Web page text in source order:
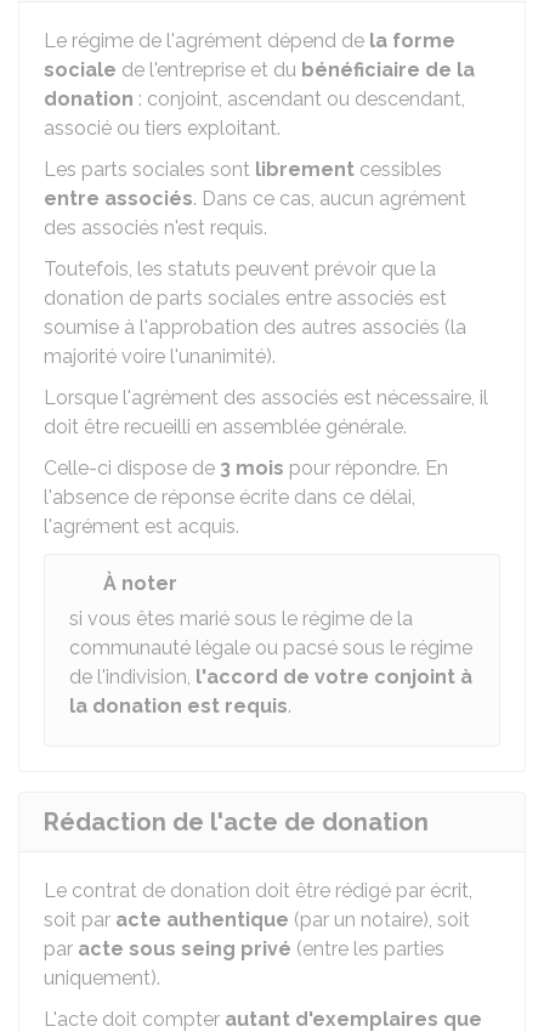
Le régime de l'agrément dépend de la forme
sociale de l'entreprise et du bénéficiaire de la
donation : conjoint, ascendant ou descendant,
associé ou tiers exploitant.
Les parts sociales sont librement cessibles
entre associés. Dans ce cas, aucun agrément
des associés n'est requis.
Toutefois, les statuts peuvent prévoir que la
donation de parts sociales entre associés est
soumise à l'approbation des autres associés (la
majorité voire l'unanimité).
Lorsque l'agrément des associés est nécessaire, il
doit être recueilli en assemblée générale.
Celle-ci dispose de 3 mois pour répondre. En
l'absence de réponse écrite dans ce délai,
l'agrément est acquis.
À noter
si vous êtes marié sous le régime de la
communauté légale ou pacsé sous le régime
de l'indivision, l'accord de votre conjoint à
la donation est requis.
Rédaction de l'acte de donation
Le contrat de donation doit être rédigé par écrit,
soit par acte authentique (par un notaire), soit
par acte sous seing privé (entre les parties
uniquement).
L'acte doit compter autant d'exemplaires que